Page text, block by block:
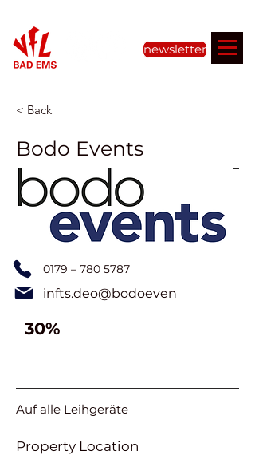
newsletter
< Back
Bodo Events
0179 – 780 5787
infts.deo@bodoeven
30%
Auf alle Leihgeräte
Property Location